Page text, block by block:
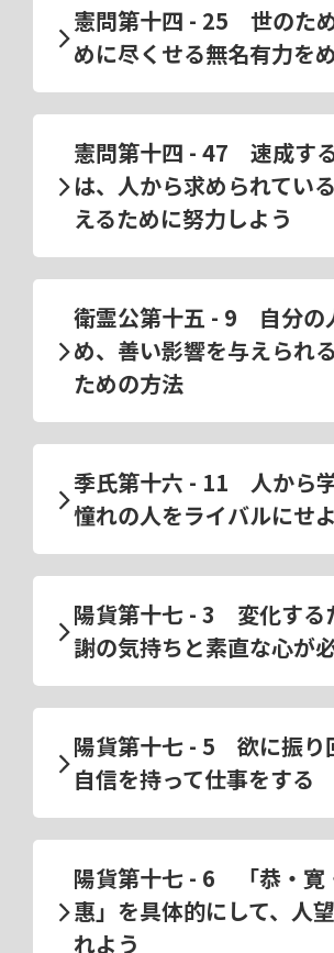
憲問第十四 - 25 世のた
めに尽くせる無名有力を
憲問第十四 - 47 速成す
は、人から求められてい
えるために努力しよう
衛霊公第十五 - 9 自分の
め、善い影響を与えられ
ための方法
季氏第十六 - 11 人から学
憧れの人をライバルにせよ
陽貨第十七 - 3 変化する
謝の気持ちと素直な心が
陽貨第十七 - 5 欲に振り
自信を持って仕事をする
陽貨第十七 - 6 「恭・寛
惠」を具体的にして、人
れよう